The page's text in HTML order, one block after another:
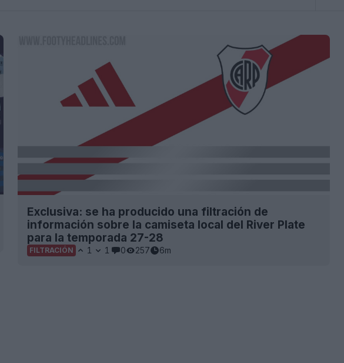
Exclusiva: se ha producido una filtración de
información sobre la camiseta local del River Plate
para la temporada 27-28
FILTRACIÓN 1 1 0 257 6m